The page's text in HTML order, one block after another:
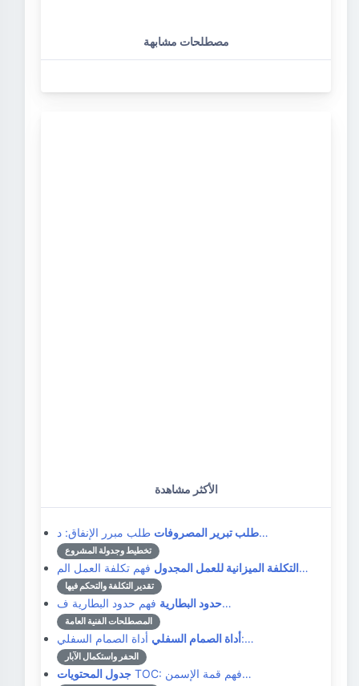
مصطلحات مشابهة
الأكثر مشاهدة
طلب تبرير المصروفاتطلب مبرر الإنفاق: د…
تخطيط وجدولة المشروع
التكلفة الميزانية للعمل المجدولفهم تكلفة العمل الم…
تقدير التكلفة والتحكم فيها
حدود البطاريةفهم حدود البطارية ف…
المصطلحات الفنية العامة
أداة الصمام السفليأداة الصمام السفلي:…
الحفر واستكمال الآبار
جدول المحتويات TOC: فهم قمة الإسمن…